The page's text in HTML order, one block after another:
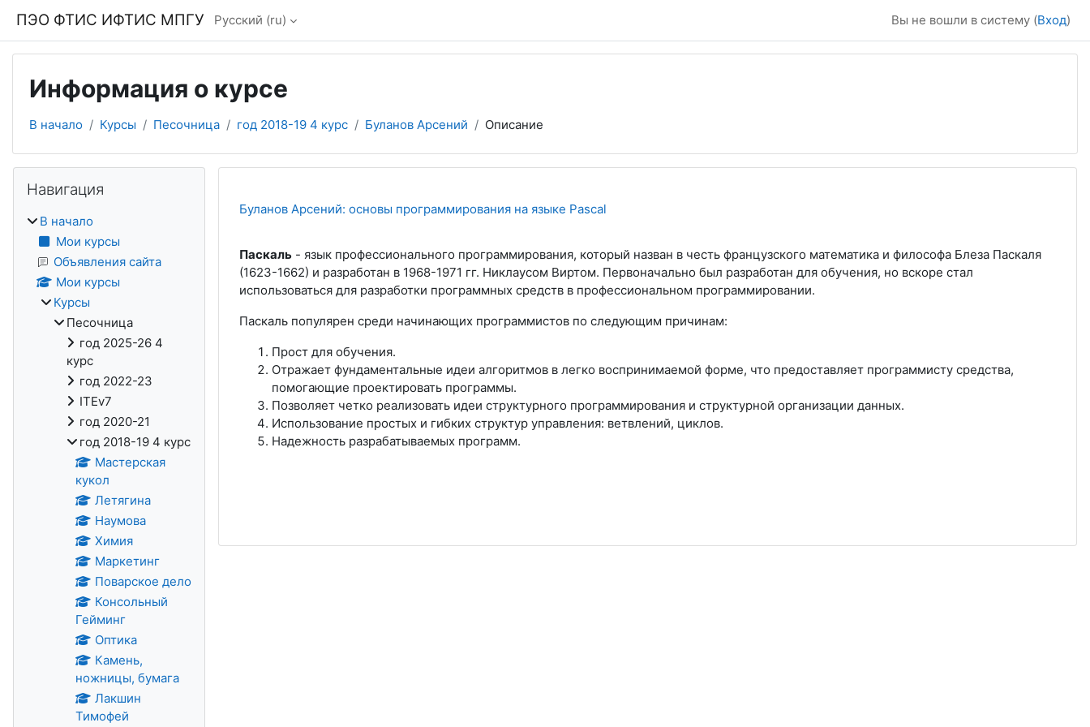
ПЭО ФТИС ИФТИС МПГУ Русский ‎(ru)‎ Вы не вошли в систему (Вход)
Информация о курсе
В начало Курсы Песочница год 2018-19 4 курс Буланов Арсений Описание
Буланов Арсений: основы программирования на языке Pascal
Паскаль- язык профессионального программирования, который назван в честь французского математика и философа Блеза Паскаля
(1623-1662) и разработан в 1968-1971 гг. Никлаусом Виртом. Первоначально был разработан для обучения, но вскоре стал
использоваться для разработки программных средств в профессиональном программировании.
Паскаль популярен среди начинающих программистов по следующим причинам:
Прост для обучения.
Отражает фундаментальные идеи алгоритмов в легко воспринимаемой форме, что предоставляет программисту средства,
помогающие проектировать программы.
Позволяет четко реализовать идеи структурного программирования и структурной организации данных.
Использование простых и гибких структур управления: ветвлений, циклов.
Надежность разрабатываемых программ.
Блоки
Навигация
В начало
Мои курсы
Объявления сайта
Мои курсы
Курсы
Песочница
год 2025-26 4
курс
год 2022-23
ITEv7
год 2020-21
год 2018-19 4 курс
Мастерская
кукол
Летягина
Наумова
Химия
Маркетинг
Поварское дело
Консольный
Гейминг
Оптика
Камень,
ножницы, бумага
Лакшин
Тимофей